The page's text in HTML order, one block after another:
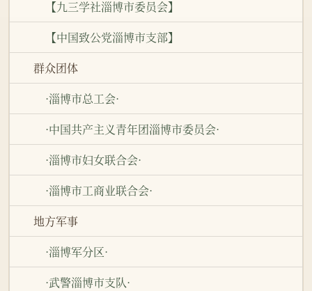
【九三学社淄博市委员会】
【中国致公党淄博市支部】
群众团体
·淄博市总工会·
·中国共产主义青年团淄博市委员会·
·淄博市妇女联合会·
·淄博市工商业联合会·
地方军事
·淄博军分区·
·武警淄博市支队·